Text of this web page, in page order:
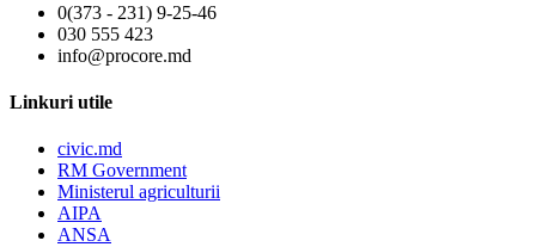
0(373 - 231) 9-25-46
030 555 423
info@procore.md
Linkuri utile
civic.md
RM Government
Ministerul agriculturii
AIPA
ANSA